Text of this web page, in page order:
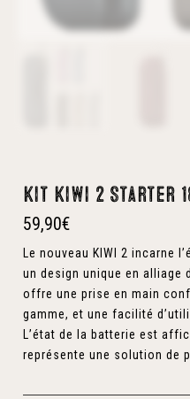
Kit Kiwi 2 Starter
59,90€
Le nouveau KIWI 2 incarne
un design unique en alliage
offre une prise en main
gamme, et une facilité
L’état de la batterie est
représente une solution de